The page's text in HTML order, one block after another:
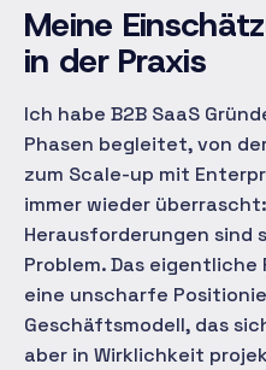
Meine
in der Praxis
Ich habe B2B SaaS
Phasen begleitet, von
zum Scale-up mit
immer wieder
Herausforderungen sind
Problem. Das
eine unscharfe
Geschäftsmodell, das
aber in Wirklichkeit